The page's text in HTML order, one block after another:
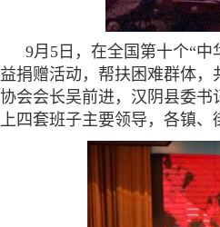
9月5日，在全国第十个“
益捐赠活动，帮扶困难群体
协会会长吴前进，汉阴县委
上四套班子主要领导，各镇